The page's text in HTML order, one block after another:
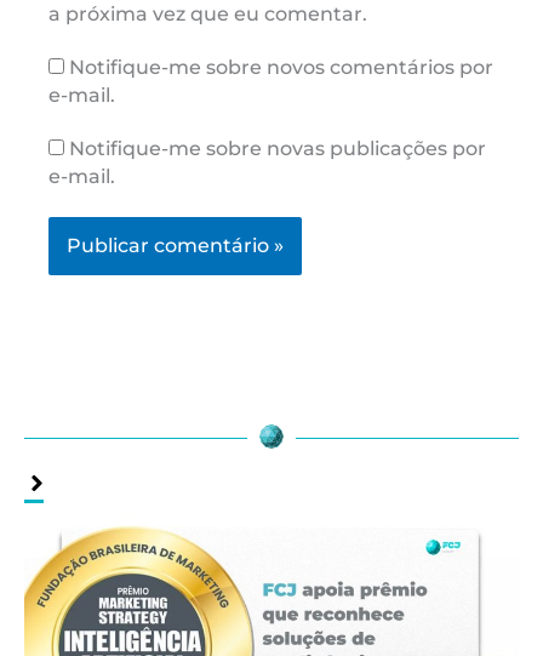
a próxima vez que eu comentar.
Notifique-me sobre novos comentários por
e-mail.
Notifique-me sobre novas publicações por
e-mail.